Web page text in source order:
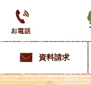
資料請求